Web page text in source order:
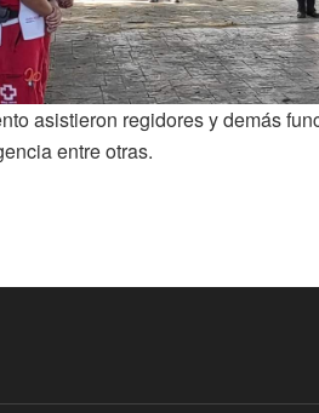
asistieron regidores y demás
entre otras.